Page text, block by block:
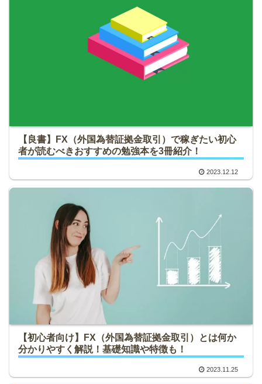
【良書】FX（外国為替証拠金取引）で稼ぎたい初心
者が読むべきおすすめの勉強本を3冊紹介！
2023.12.12
【初心者向け】FX（外国為替証拠金取引）とは何か
分かりやすく解説！基礎知識や特徴も！
2023.11.25